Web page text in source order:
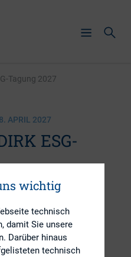
Tagung 2027
APRIL 2027
ESG-
wichtig
technisch
damit Sie unsere
Darüber hinaus
technisch